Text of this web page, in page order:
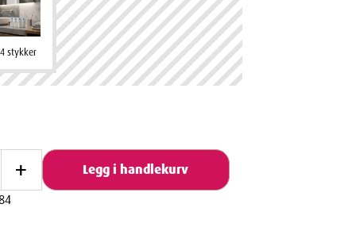
4 stykker
+
Legg i handlekurv